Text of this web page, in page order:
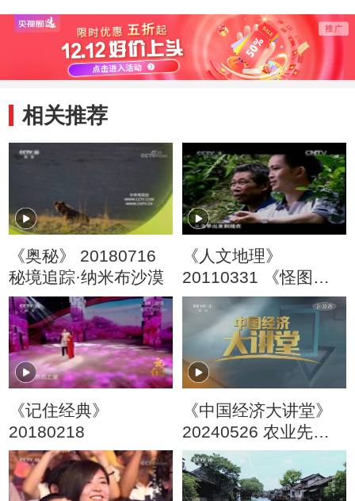
相关推荐
《奥秘》 20180716
秘境追踪·纳米布沙漠
《人文地理》
20110331 《怪图》
（下）
《记住经典》
20180218
《中国经济大讲堂》
20240526 农业先
锋：智慧农机显身手